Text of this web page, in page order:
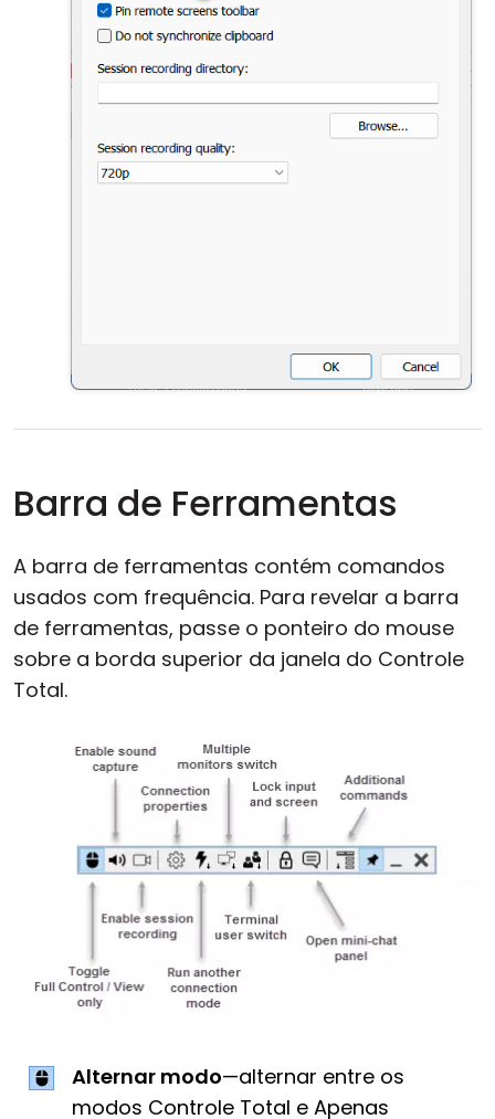
Barra de Ferramentas
A barra de ferramentas contém comandos
usados com frequência. Para revelar a barra
de ferramentas, passe o ponteiro do mouse
sobre a borda superior da janela do Controle
Total.
Alternar modo—alternar entre os
modos Controle Total e Apenas